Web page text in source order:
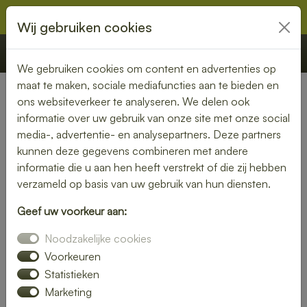
€ 0,00 Offerte Bestellen
Nederland»Noord-Holland» Wognum
Heerlijke lunch bezorgen in
Wognum – snel, vers en
gemakkelijk
je lunch bezorgen in Wognum en kies uit een gevarieerd
menu van verse broodjes, gezonde salades en warme
maaltijden. Ideaal voor thuis of op kantoor.
Onze gerechten worden met liefde bereid en snel geleverd,
Wij gebruiken cookies
We gebruiken cookies om content en advertenties op
maat te maken, sociale mediafuncties aan te bieden en
ons websiteverkeer te analyseren. We delen ook
informatie over uw gebruik van onze site met onze social
media-, advertentie- en analysepartners. Deze partners
kunnen deze gegevens combineren met andere
informatie die u aan hen heeft verstrekt of die zij hebben
verzameld op basis van uw gebruik van hun diensten.
Geef uw voorkeur aan:
Noodzakelijke cookies
Voorkeuren
Statistieken
Marketing